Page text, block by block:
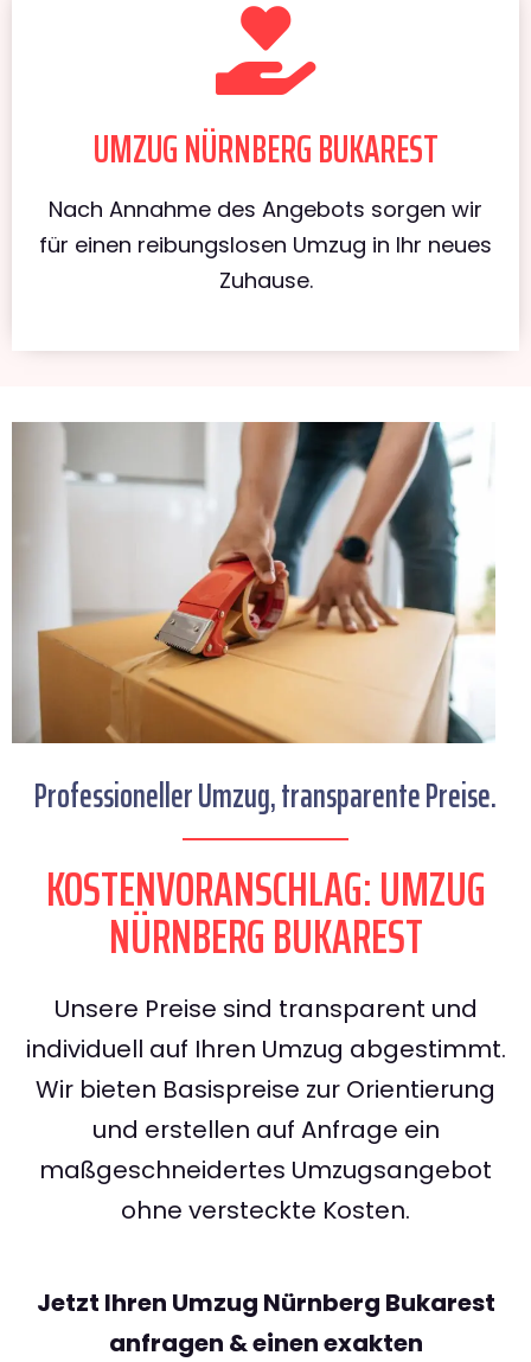
UMZUG NÜRNBERG BUKAREST
Nach Annahme des Angebots sorgen wir
für einen reibungslosen Umzug in Ihr neues
Zuhause.
Professioneller Umzug, transparente Preise.
KOSTENVORANSCHLAG: UMZUG
NÜRNBERG BUKAREST
Unsere Preise sind transparent und
individuell auf Ihren Umzug abgestimmt.
Wir bieten Basispreise zur Orientierung
und erstellen auf Anfrage ein
maßgeschneidertes Umzugsangebot
ohne versteckte Kosten.
Jetzt Ihren Umzug Nürnberg Bukarest
anfragen & einen exakten